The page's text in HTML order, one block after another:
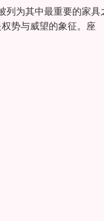
列为其中最重要的家具
势与威望的象征。座